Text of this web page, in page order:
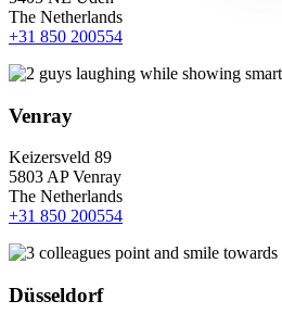
The Netherlands
+31 850 200554
Venray
Keizersveld 89
5803 AP Venray
The Netherlands
+31 850 200554
Düsseldorf